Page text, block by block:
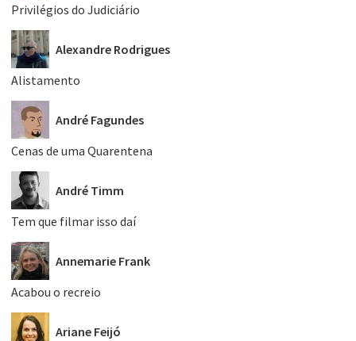
Privilégios do Judiciário
Alexandre Rodrigues
Alistamento
André Fagundes
Cenas de uma Quarentena
André Timm
Tem que filmar isso daí
Annemarie Frank
Acabou o recreio
Ariane Feijó